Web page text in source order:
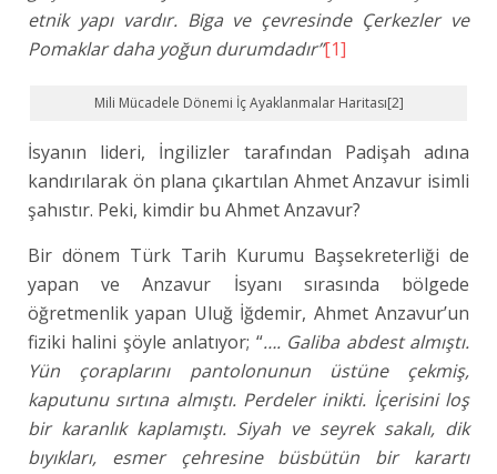
etnik yapı vardır. Biga ve çevresinde Çerkezler ve
Pomaklar daha yoğun durumdadır”[1]
Mili Mücadele Dönemi İç Ayaklanmalar Haritası[2]
İsyanın lideri, İngilizler tarafından Padişah adına
kandırılarak ön plana çıkartılan Ahmet Anzavur isimli
şahıstır. Peki, kimdir bu Ahmet Anzavur?
Bir dönem Türk Tarih Kurumu Başsekreterliği de
yapan ve Anzavur İsyanı sırasında bölgede
öğretmenlik yapan Uluğ İğdemir, Ahmet Anzavur’un
fiziki halini şöyle anlatıyor; “…. Galiba abdest almıştı.
Yün çoraplarını pantolonunun üstüne çekmiş,
kaputunu sırtına almıştı. Perdeler inikti. İçerisini loş
bir karanlık kaplamıştı. Siyah ve seyrek sakalı, dik
bıyıkları, esmer çehresine büsbütün bir karartı